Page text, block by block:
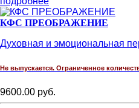
КФС ПРЕОБРАЖЕНИЕ
Духовная и эмоциональная
Не выпускается. Ограниченное
9600.00 руб.